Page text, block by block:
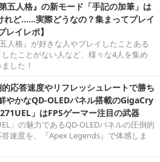
五人格』の新モード「手記の加筆」は
れど……実際どうなの？集まってプレイ
レイレポ】
人格』が好きな人やプレイしたことある
たことがない人など、様々な4人を集め
した！
応答速度やリフレッシュレートで勝ち
やかなQD-OLEDパネル搭載のGigaCry
」はFPSゲーマー注目の武器
」の魅力であるQD-OLEDパネルの圧倒的
速度を、『Apex Legends』で体感しま